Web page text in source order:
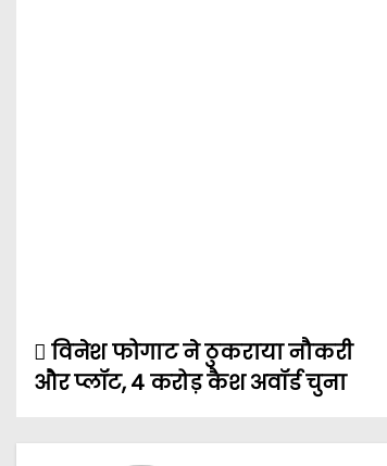
P
s
विनेश फोगाट ने ठुकराया नौकरी
और प्लॉट, 4 करोड़ कैश अवॉर्ड चुना